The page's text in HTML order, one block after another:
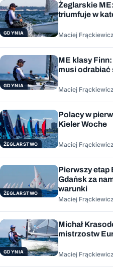
GDYNIA
Żeglarskie
triumfuje w
Maciej Frąckiewicz
GDYNIA
ME klasy
musi odrabiać
Maciej Frąckiewicz
ŻEGLARSTWO
Polacy w
Kieler Woche
Maciej Frąckiewicz
ŻEGLARSTWO
Pierwszy etap
Gdańsk za
warunki
Maciej Frąckiewicz
GDYNIA
Michał
mistrzostw
Maciej Frąckiewicz